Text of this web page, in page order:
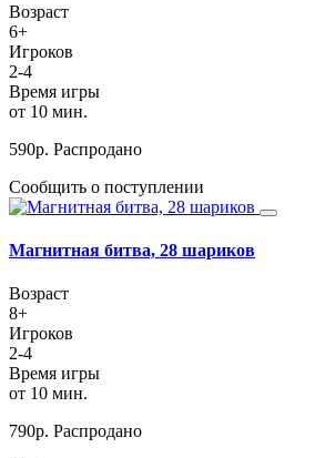
Возраст
6+
Игроков
2-4
Время игры
от 10 мин.
590р. Распродано
Сообщить о поступлении
Магнитная битва, 28 шариков
Возраст
8+
Игроков
2-4
Время игры
от 10 мин.
790р. Распродано